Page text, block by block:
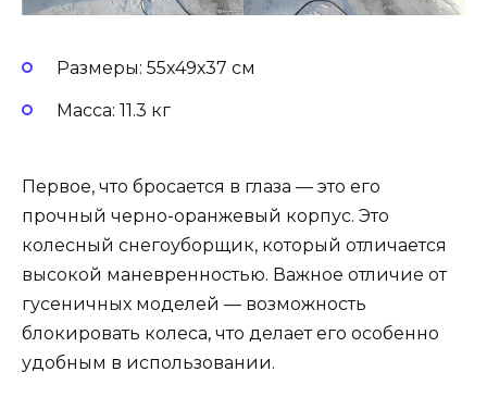
Размеры: 55х49х37 см
Масса: 11.3 кг
Первое, что бросается в глаза — это его
прочный черно-оранжевый корпус. Это
колесный снегоуборщик, который отличается
высокой маневренностью. Важное отличие от
гусеничных моделей — возможность
блокировать колеса, что делает его особенно
удобным в использовании.